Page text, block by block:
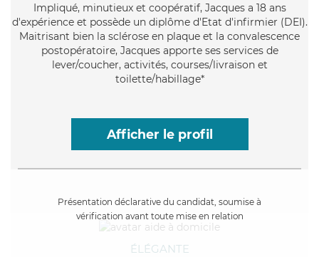
Impliqué, minutieux et coopératif, Jacques a 18 ans
d'expérience et possède un diplôme d'Etat d'infirmier (DEI).
Maitrisant bien la sclérose en plaque et la convalescence
postopératoire, Jacques apporte ses services de
lever/coucher, activités, courses/livraison et
toilette/habillage*
Afficher le profil
Présentation déclarative du candidat, soumise à
vérification avant toute mise en relation
ÉLÉGANTE